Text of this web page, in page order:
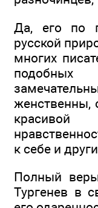
Да, его по
русской
многих
подобных
к себе и
Полный
Тургенев в